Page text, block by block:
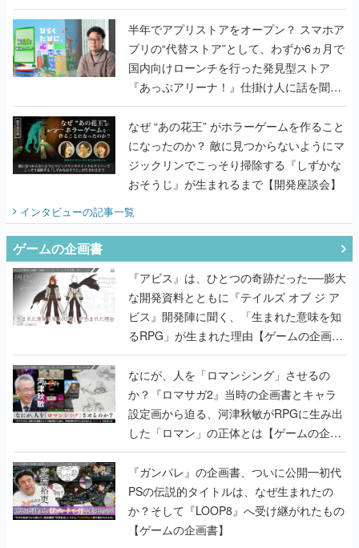
うこだわりをプロデューサーに聞いた
半年でアプリストアをオープン？ スマホア
プリの“代替ストア”として、わずか6ヵ月で
国内向けローンチを行った発見型ストア
『あっぷアリーナ！』仕掛け人に話を聞い
てみた
なぜ “あの花王” がホラーゲームを作ること
になったのか？ 敵に見つからないようにマ
ジックリンでこっそり掃除する『しずかな
おそうじ』が生まれるまで【開発座談会】
インタビューの記事一覧
ゲームの企画書
『アビス』は、ひとつの奇跡だった──膨大
な開発資料とともに『テイルズ オブ ジ ア
ビス』開発陣に聞く、「生まれた意味を知
るRPG」が生まれた理由【ゲームの企画
書】
なにが、人を「ロマンシング」させるの
か？『ロマサガ2』当時の企画書とキャラ
設定画から迫る、河津秋敏がRPGに生み出
した「ロマン」の正体とは【ゲームの企画
書】
『ガンパレ』の企画書、ついに公開━初代
PSの伝説的タイトルは、なぜ生まれたの
か？そして『LOOP8』へ受け継がれたもの
【ゲームの企画書】